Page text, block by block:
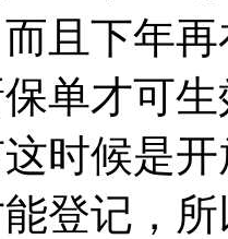
且下年
单才可
时候是
登记，